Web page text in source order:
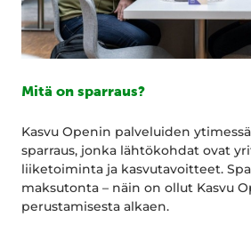
Mitä on sparraus?
Kasvu Openin palveluiden
sparraus, jonka lähtökohdat ovat
liiketoiminta ja kasvutavoitteet.
maksutonta – näin on ollut Kasvu
perustamisesta alkaen.